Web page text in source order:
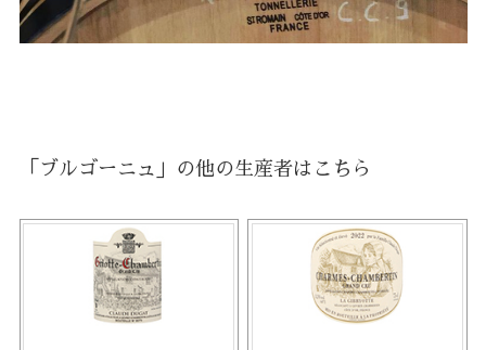
「ブルゴーニュ」の他の生産者はこちら